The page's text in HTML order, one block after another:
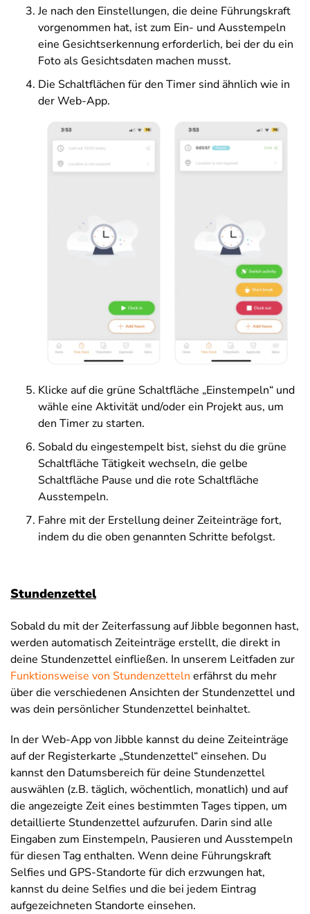
Je nach den Einstellungen, die deine Führungskraft
vorgenommen hat, ist zum Ein- und Ausstempeln
eine Gesichtserkennung erforderlich, bei der du ein
Foto als Gesichtsdaten machen musst.
Die Schaltflächen für den Timer sind ähnlich wie in
der Web-App.
Klicke auf die grüne Schaltfläche „Einstempeln“ und
wähle eine Aktivität und/oder ein Projekt aus, um
den Timer zu starten.
Sobald du eingestempelt bist, siehst du die grüne
Schaltfläche Tätigkeit wechseln, die gelbe
Schaltfläche Pause und die rote Schaltfläche
Ausstempeln.
Fahre mit der Erstellung deiner Zeiteinträge fort,
indem du die oben genannten Schritte befolgst.
Stundenzettel
Sobald du mit der Zeiterfassung auf Jibble begonnen hast,
werden automatisch Zeiteinträge erstellt, die direkt in
deine Stundenzettel einfließen. In unserem Leitfaden zur
Funktionsweise von Stundenzetteln erfährst du mehr
über die verschiedenen Ansichten der Stundenzettel und
was dein persönlicher Stundenzettel beinhaltet.
In der Web-App von Jibble kannst du deine Zeiteinträge
auf der Registerkarte „Stundenzettel“ einsehen. Du
kannst den Datumsbereich für deine Stundenzettel
auswählen (z.B. täglich, wöchentlich, monatlich) und auf
die angezeigte Zeit eines bestimmten Tages tippen, um
detaillierte Stundenzettel aufzurufen. Darin sind alle
Eingaben zum Einstempeln, Pausieren und Ausstempeln
für diesen Tag enthalten. Wenn deine Führungskraft
Selfies und GPS-Standorte für dich erzwungen hat,
kannst du deine Selfies und die bei jedem Eintrag
aufgezeichneten Standorte einsehen.